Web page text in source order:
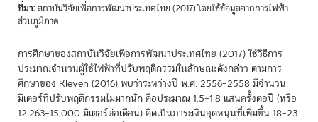
ที่มา: สถาบันวิจัยเพื่อการพัฒนาประเทศไทย (2017) โดยใช้ข้อมูลจากการไฟฟ้า
ส่วนภูมิภาค
การศึกษาของสถาบันวิจัยเพื่อการพัฒนาประเทศไทย (2017) ใช้วิธีการ
ประมาณจำนวนผู้ใช้ไฟฟ้าที่ปรับพฤติกรรมในลักษณะดังกล่าว ตามการ
ศึกษาของ Kleven (2016) พบว่าระหว่างปี พ.ศ. 2556–2558 มีจำนวน
มิเตอร์ที่ปรับพฤติกรรมไม่มากนัก คือประมาณ 1.5–1.8 แสนครั้งต่อปี (หรือ
12,263–15,000 มิเตอร์ต่อเดือน) คิดเป็นภาระเงินอุดหนุนที่เพิ่มขึ้น 18–23